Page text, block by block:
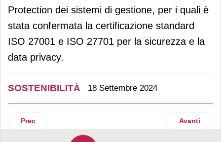
Protection dei sistemi di gestione, per i quali è
stata confermata la certificazione standard
ISO 27001 e ISO 27701 per la sicurezza e la
data privacy.
SOSTENIBILITÀ 18 Settembre 2024
Articolo precedente: Una nuova piattaforma di GS1 Italy
Prec Articolo
Avanti